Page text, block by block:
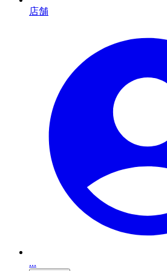
店舗
...